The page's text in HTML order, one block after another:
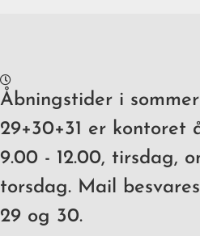
Åbningstider i
29+30+31 er kontoret
9.00 - 12.00, tirsdag,
torsdag. Mail
29 og 30.